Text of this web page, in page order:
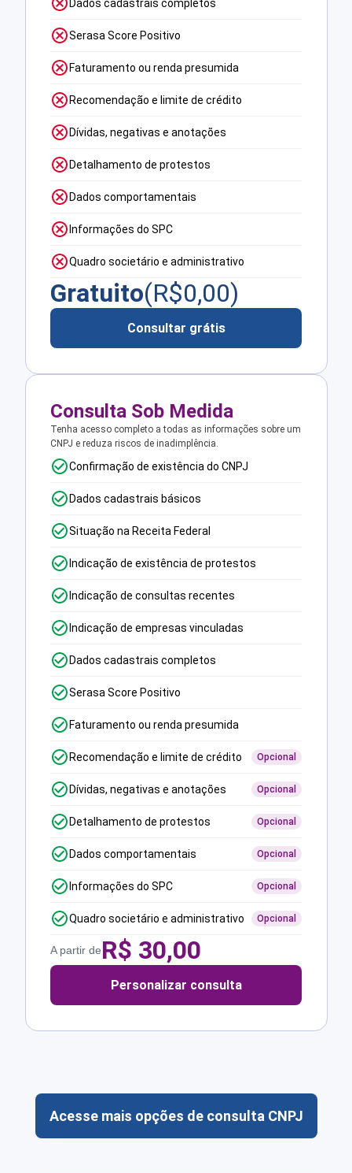
Dados cadastrais completos
Serasa Score Positivo
Faturamento ou renda presumida
Recomendação e limite de crédito
Dívidas, negativas e anotações
Detalhamento de protestos
Dados comportamentais
Informações do SPC
Quadro societário e administrativo
Gratuito(R$0,00)
Consultar grátis
Consulta Sob Medida
Tenha acesso completo a todas as informações sobre um
CNPJ e reduza riscos de inadimplência.
Confirmação de existência do CNPJ
Dados cadastrais básicos
Situação na Receita Federal
Indicação de existência de protestos
Indicação de consultas recentes
Indicação de empresas vinculadas
Dados cadastrais completos
Serasa Score Positivo
Faturamento ou renda presumida
Recomendação e limite de crédito Opcional
Dívidas, negativas e anotações Opcional
Detalhamento de protestos Opcional
Dados comportamentais Opcional
Informações do SPC Opcional
Quadro societário e administrativo Opcional
A partir deR$ 30,00
Personalizar consulta
Acesse mais opções de consulta CNPJ